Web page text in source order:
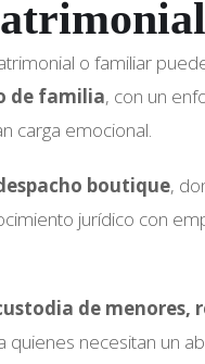
o familiar
de familia, con un
carga emocional.
boutique,
jurídico con
de
necesitan un